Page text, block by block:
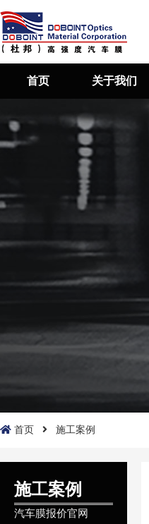
首页 关于我们
首页 施工案例
施工案例
汽车膜报价官网